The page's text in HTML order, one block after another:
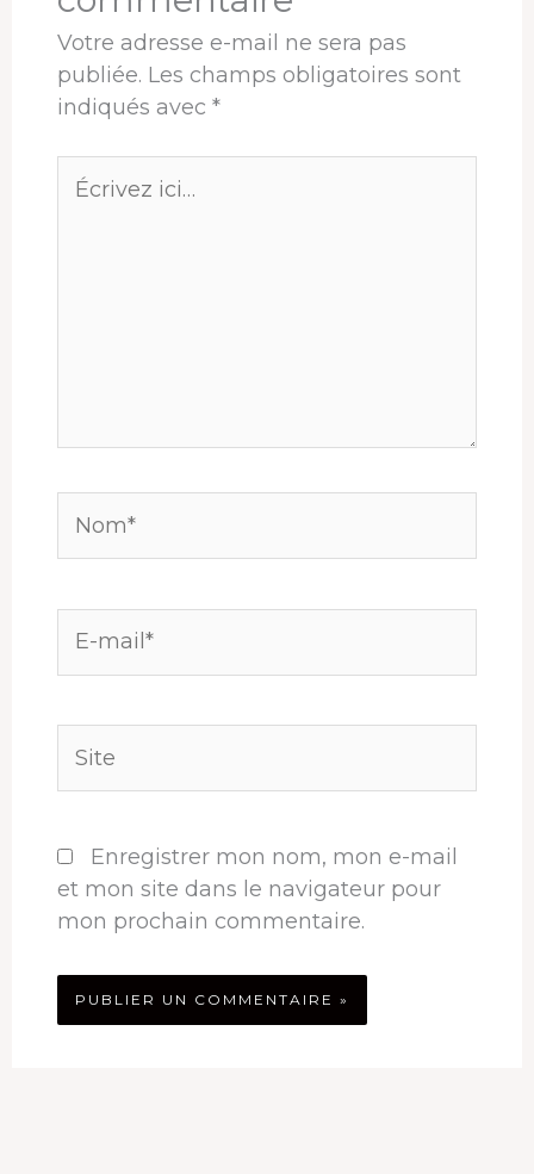
Votre adresse e-mail ne sera pas
publiée. Les champs obligatoires sont
indiqués avec*
Écrivez
ici…
mail*
Enregistrer mon nom, mon e-mail
et mon site dans le navigateur pour
mon prochain commentaire.